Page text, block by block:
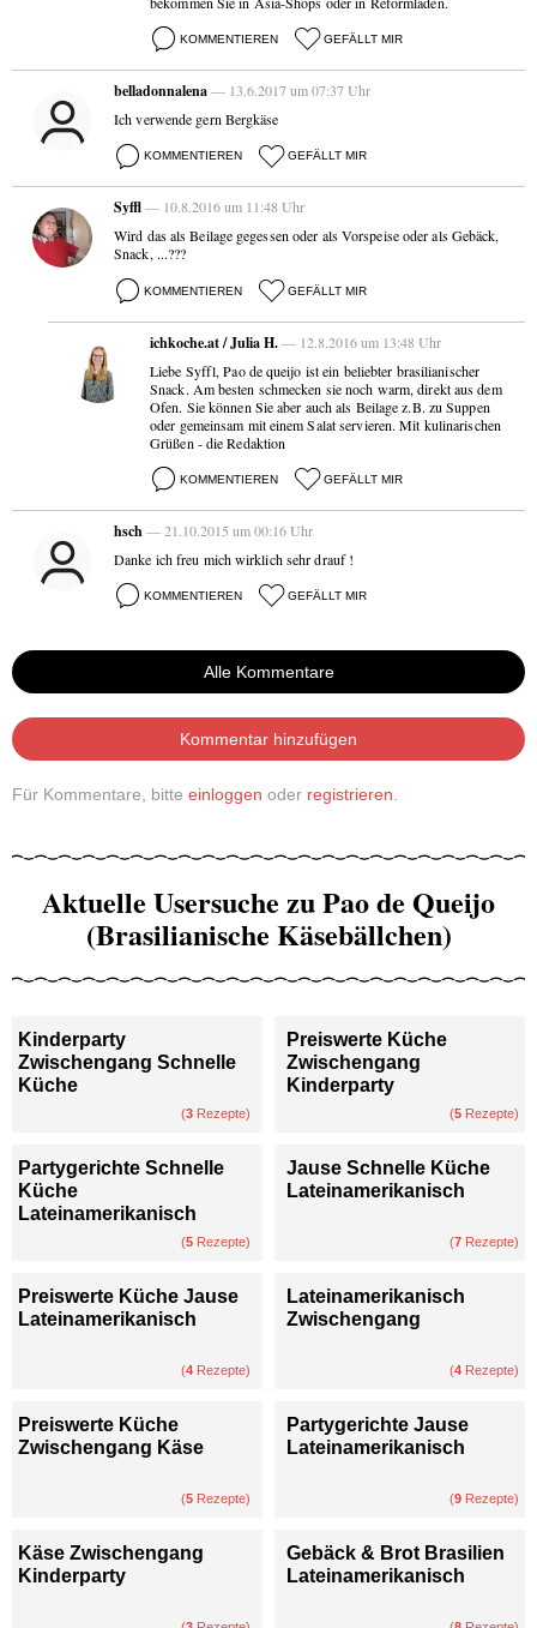
KOMMENTIEREN GEFÄLLT MIR
belladonnalena— 13.6.2017 um 07:37 Uhr
Ich verwende gern Bergkäse
KOMMENTIEREN GEFÄLLT MIR
Syffl— 10.8.2016 um 11:48 Uhr
Wird das als Beilage gegessen oder als Vorspeise oder als Gebäck,
Snack, ...???
KOMMENTIEREN GEFÄLLT MIR
ichkoche.at / Julia H.— 12.8.2016 um 13:48 Uhr
Liebe Syffl, Pao de queijo ist ein beliebter brasilianischer
Snack. Am besten schmecken sie noch warm, direkt aus dem
Ofen. Sie können Sie aber auch als Beilage z.B. zu Suppen
oder gemeinsam mit einem Salat servieren. Mit kulinarischen
Grüßen - die Redaktion
KOMMENTIEREN GEFÄLLT MIR
hsch— 21.10.2015 um 00:16 Uhr
Danke ich freu mich wirklich sehr drauf !
KOMMENTIEREN GEFÄLLT MIR
Alle Kommentare
Kommentar hinzufügen
Für Kommentare, bitte einloggen oder registrieren
Aktuelle Usersuche zu Pao de Queijo
(Brasilianische Käsebällchen)
Kinderparty
Zwischengang Schnelle
Küche
(3 Rezepte)
Preiswerte Küche
Zwischengang
Kinderparty
(5 Rezepte)
Partygerichte Schnelle
Küche
Lateinamerikanisch
(5 Rezepte)
Jause Schnelle Küche
Lateinamerikanisch
(7 Rezepte)
Preiswerte Küche Jause
Lateinamerikanisch
(4 Rezepte)
Lateinamerikanisch
Zwischengang
(4 Rezepte)
Preiswerte Küche
Zwischengang Käse
(5 Rezepte)
Partygerichte Jause
Lateinamerikanisch
(9 Rezepte)
Käse Zwischengang
Kinderparty
Gebäck & Brot Brasilien
Lateinamerikanisch